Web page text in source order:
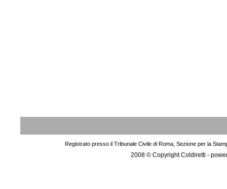
Registrato presso il Tribunale Civile di Roma, Sezione per la
2008 © Copyright Coldiretti -